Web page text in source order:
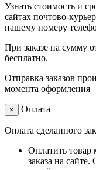
Узнать стоимость и
сайтах почтово-
нашему номеру
При заказе на сумму
бесплатно.
Отправка заказов
момента оформления
× Оплата
Оплата сделанного
Оплатить
заказа на сайте.